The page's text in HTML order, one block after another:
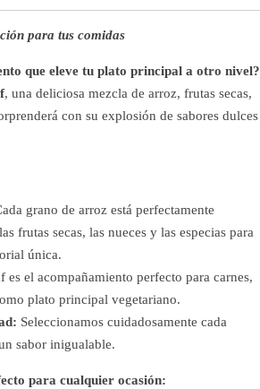
para tus comidas
que eleve tu plato principal a otro nivel?
, una deliciosa mezcla de arroz, frutas secas,
con su explosión de sabores dulces
grano de arroz está perfectamente
frutas secas, las nueces y las especias para
única.
es el acompañamiento perfecto para carnes,
plato principal vegetariano.
Seleccionamos cuidadosamente cada
sabor inigualable.
para cualquier ocasión: